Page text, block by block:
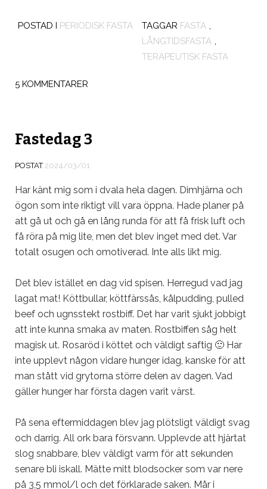
POSTAD I PERIODISK FASTA TAGGAR FASTA ,
LÅNGTIDSFASTA ,
TERAPEUTISK FASTA
5 KOMMENTARER
Fastedag 3
POSTAT 2024/03/01
Har känt mig som i dvala hela dagen. Dimhjärna och
ögon som inte riktigt vill vara öppna. Hade planer på
att gå ut och gå en lång runda för att få frisk luft och
få röra på mig lite, men det blev inget med det. Var
totalt osugen och omotiverad. Inte alls likt mig.
Det blev istället en dag vid spisen. Herregud vad jag
lagat mat! Köttbullar, köttfärssås, kålpudding, pulled
beef och ugnsstekt rostbiff. Det har varit sjukt jobbigt
att inte kunna smaka av maten. Rostbiffen såg helt
magisk ut. Rosaröd i köttet och väldigt saftig 🙂 Har
inte upplevt någon vidare hunger idag, kanske för att
man stått vid grytorna större delen av dagen. Vad
gäller hunger har första dagen varit värst.
På sena eftermiddagen blev jag plötsligt väldigt svag
och darrig. All ork bara försvann. Upplevde att hjärtat
slog snabbare, blev väldigt varm för att sekunden
senare bli iskall. Mätte mitt blodsocker som var nere
på 3,5 mmol/l och det förklarade saken. Mår i